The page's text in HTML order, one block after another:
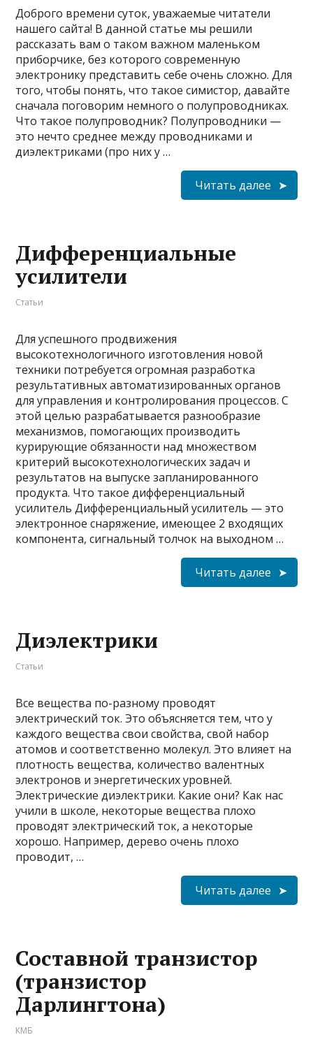
Доброго времени суток, уважаемые читатели
нашего сайта! В данной статье мы решили
рассказать вам о таком важном маленьком
приборчике, без которого современную
электронику представить себе очень сложно. Для
того, чтобы понять, что такое симистор, давайте
сначала поговорим немного о полупроводниках.
Что такое полупроводник? Полупроводники —
это нечто среднее между проводниками и
диэлектриками (про них у …
Читать далее
Дифференциальные
усилители
Статьи
Для успешного продвижения
высокотехнологичного изготовления новой
техники потребуется огромная разработка
результативных автоматизированных органов
для управления и контролирования процессов. С
этой целью разрабатывается разнообразие
механизмов, помогающих производить
курирующие обязанности над множеством
критерий высокотехнологических задач и
результатов на выпуске запланированного
продукта. Что такое дифференциальный
усилитель Дифференциальный усилитель — это
электронное снаряжение, имеющее 2 входящих
компонента, сигнальный толчок на выходном …
Читать далее
Диэлектрики
Статьи
Все вещества по-разному проводят
электрический ток. Это объясняется тем, что у
каждого вещества свои свойства, свой набор
атомов и соответственно молекул. Это влияет на
плотность вещества, количество валентных
электронов и энергетических уровней.
Электрические диэлектрики. Какие они? Как нас
учили в школе, некоторые вещества плохо
проводят электрический ток, а некоторые
хорошо. Например, дерево очень плохо
проводит, …
Читать далее
Составной транзистор
(транзистор
Дарлингтона)
КМБ